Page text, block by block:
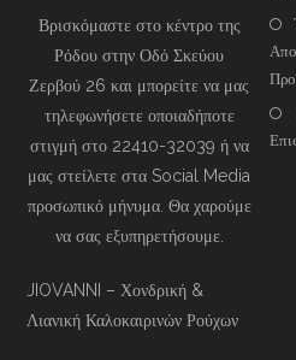
Βρισκόμαστε στο κέντρο της
Ρόδου στην Οδό Σκεύου
Ζερβού 26 και μπορείτε να μας
τηλεφωνήσετε οποιαδήποτε
στιγμή στο 22410-32039 ή να
μας στείλετε στα Social Media
προσωπικό μήνυμα. Θα χαρούμε
να σας εξυπηρετήσουμε.
JIOVANNI – Χονδρική &
Λιανική Καλοκαιρινών Ρούχων